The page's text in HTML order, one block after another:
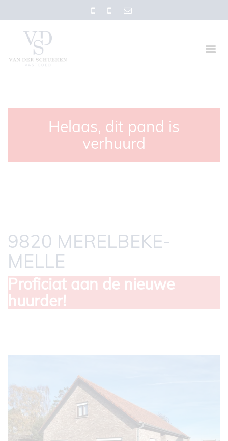
Helaas, dit pand is
verhuurd
9820 MERELBEKE-
MELLE
Proficiat aan de nieuwe
huurder!